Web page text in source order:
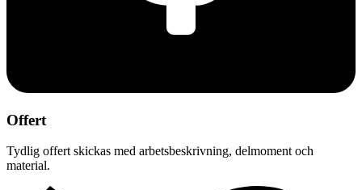
Offert
Tydlig offert skickas med arbetsbeskrivning, delmoment och
material.